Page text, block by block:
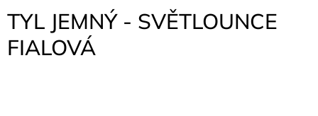
TYL JEMNÝ - SVĚTLOUNCE
FIALOVÁ